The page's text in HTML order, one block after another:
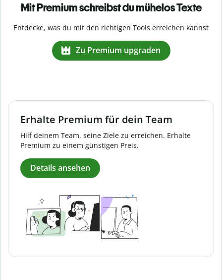
Mit Premium schreibst du mühelos Texte
Entdecke, was du mit den richtigen Tools erreichen kannst
Zu Premium upgraden
Erhalte Premium für dein Team
Hilf deinem Team, seine Ziele zu erreichen. Erhalte
Premium zu einem günstigen Preis.
Details ansehen